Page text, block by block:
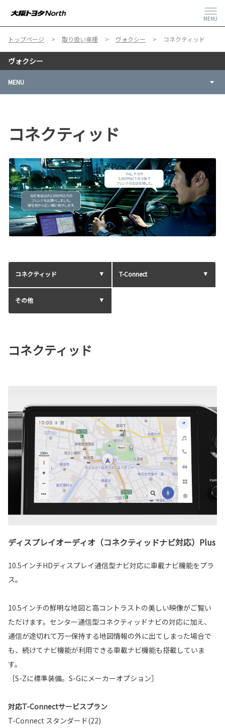
MENU
トップページ 取り扱い車種 ヴォクシー コネクティッド
ヴォクシー
MENU
コネクティッド
コネクティッド T-Connect
その他
コネクティッド
ディスプレイオーディオ（コネクティッドナビ対応）Plus
10.5インチHDディスプレイ通信型ナビ対応に車載ナビ機能をプラ
ス。
10.5インチの鮮明な地図と高コントラストの美しい映像がご覧い
ただけます。センター通信型コネクティッドナビの対応に加え、
通信が途切れて万一保持する地図情報の外に出てしまった場合で
も、続けてナビ機能が利用できる車載ナビ機能も搭載していま
す。
［S-Zに標準装備。S-Gにメーカーオプション］
対応T-Connectサービスプラン
T-Connect スタンダード(22)